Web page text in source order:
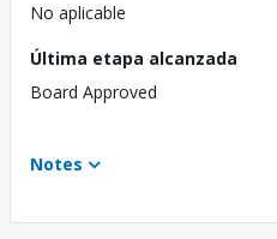
No aplicable
Última etapa alcanzada
Board Approved
Notes